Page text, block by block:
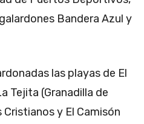
Bandera Azul y
las playas de El
Tejita (Granadilla de
y El Camisón